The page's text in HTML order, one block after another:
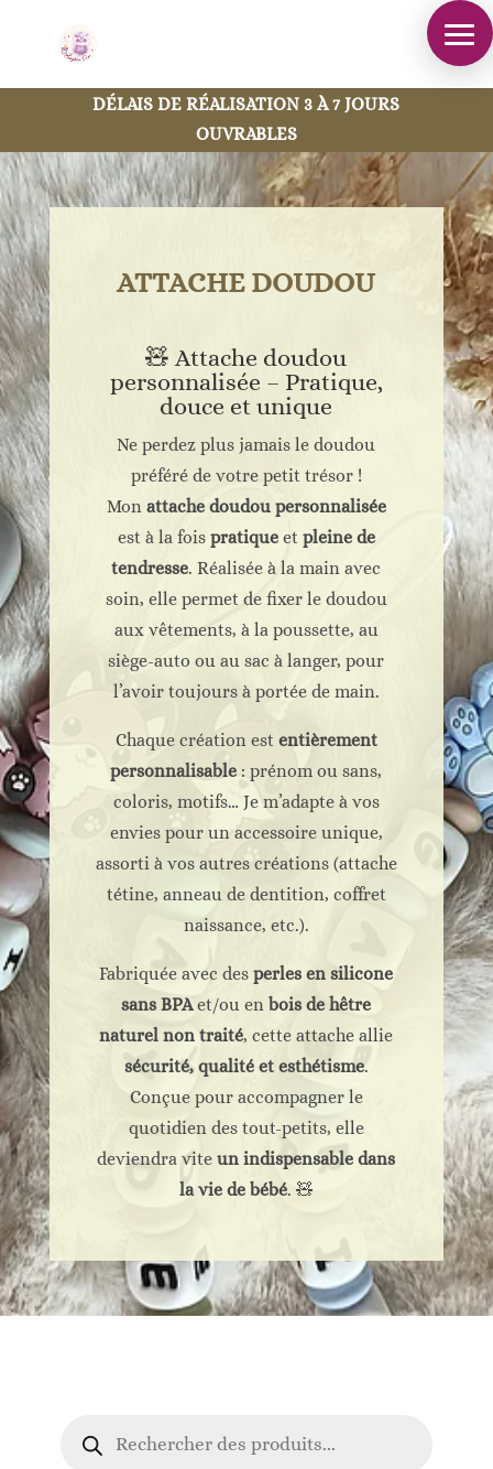
DÉLAIS DE RÉALISATION 3 À 7 JOURS
OUVRABLES
ATTACHE DOUDOU
🧸 Attache doudou
personnalisée – Pratique,
douce et unique
Ne perdez plus jamais le doudou
préféré de votre petit trésor !
Mon attache doudou personnalisée
est à la fois pratiqueet pleine de
tendresse. Réalisée à la main avec
soin, elle permet de fixer le doudou
aux vêtements, à la poussette, au
siège-auto ou au sac à langer, pour
l’avoir toujours à portée de main.
Chaque création est entièrement
personnalisable : prénom ou sans,
coloris, motifs… Je m’adapte à vos
envies pour un accessoire unique,
assorti à vos autres créations (attache
tétine, anneau de dentition, coffret
naissance, etc.).
Fabriquée avec desperles en silicone
sans BPAet/ou enbois de hêtre
naturel non traité, cette attache allie
sécurité, qualité et esthétisme.
Conçue pour accompagner le
quotidien des tout-petits, elle
deviendra viteun indispensable dans
la vie de bébé. 🧸
produits